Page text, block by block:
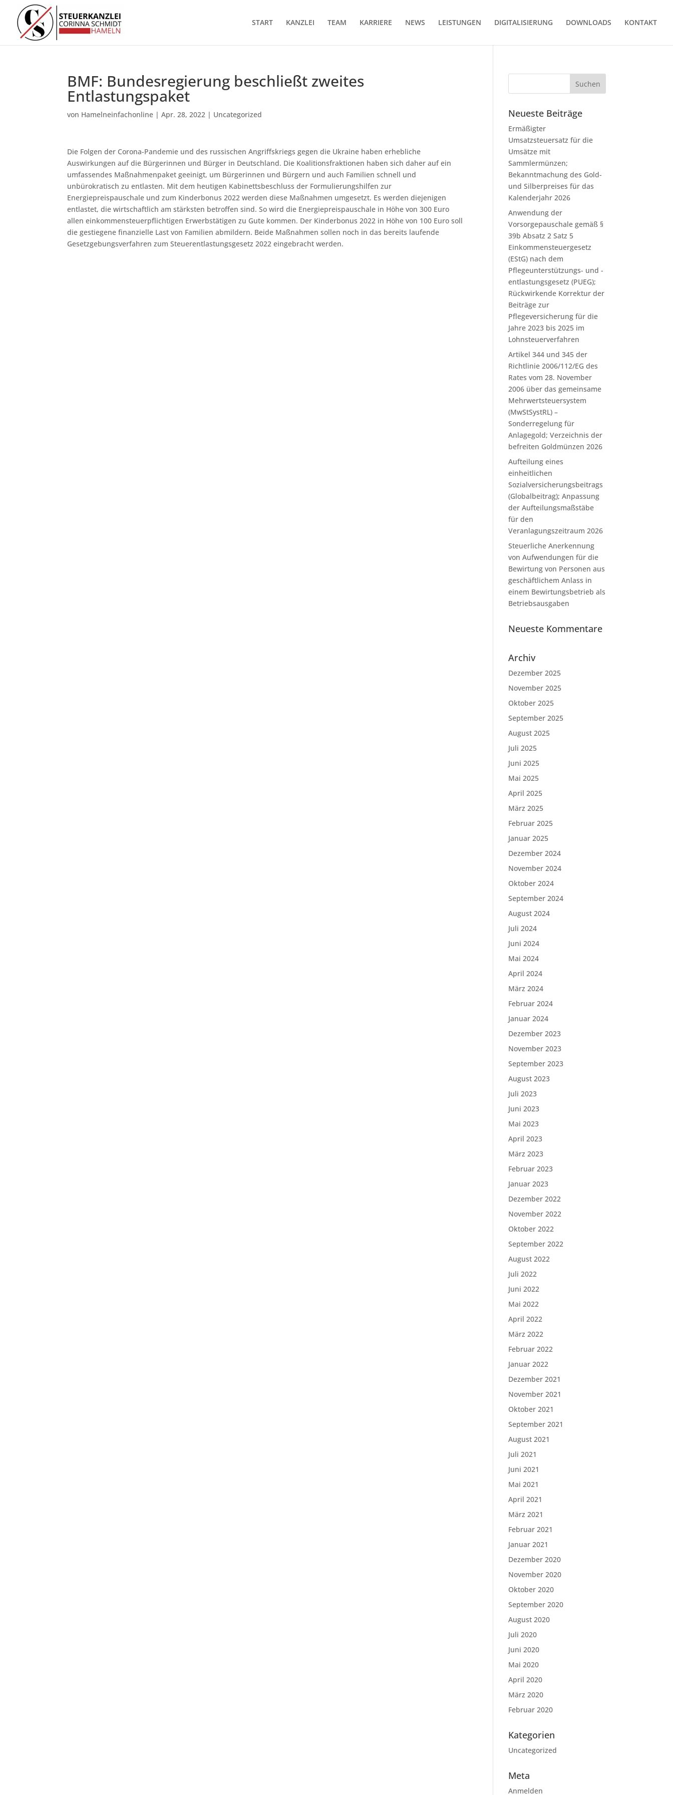
START KANZLEI TEAM KARRIERE NEWS LEISTUNGEN DIGITALISIERUNG DOWNLOADS KONTAKT
BMF: Bundesregierung beschließt zweites
Entlastungspaket
von Hamelneinfachonline |Apr. 28, 2022 | Uncategorized
Die Folgen der Corona-Pandemie und des russischen Angriffskriegs gegen die Ukraine haben erhebliche
Auswirkungen auf die Bürgerinnen und Bürger in Deutschland. Die Koalitionsfraktionen haben sich daher auf ein
umfassendes Maßnahmenpaket geeinigt, um Bürgerinnen und Bürgern und auch Familien schnell und
unbürokratisch zu entlasten. Mit dem heutigen Kabinettsbeschluss der Formulierungshilfen zur
Energiepreispauschale und zum Kinderbonus 2022 werden diese Maßnahmen umgesetzt. Es werden diejenigen
entlastet, die wirtschaftlich am stärksten betroffen sind. So wird die Energiepreispauschale in Höhe von 300 Euro
allen einkommensteuerpflichtigen Erwerbstätigen zu Gute kommen. Der Kinderbonus 2022 in Höhe von 100 Euro soll
die gestiegene finanzielle Last von Familien abmildern. Beide Maßnahmen sollen noch in das bereits laufende
Gesetzgebungsverfahren zum Steuerentlastungsgesetz 2022 eingebracht werden.
Neueste Beiträge
Ermäßigter
Umsatzsteuersatz für die
Umsätze mit
Sammlermünzen;
Bekanntmachung des Gold-
und Silberpreises für das
Kalenderjahr 2026
Anwendung der
Vorsorgepauschale gemäß §
39b Absatz 2 Satz 5
Einkommensteuergesetz
(EStG) nach dem
Pflegeunterstützungs- und -
entlastungsgesetz (PUEG);
Rückwirkende Korrektur der
Beiträge zur
Pflegeversicherung für die
Jahre 2023 bis 2025 im
Lohnsteuerverfahren
Artikel 344 und 345 der
Richtlinie 2006/112/EG des
Rates vom 28. November
2006 über das gemeinsame
Mehrwertsteuersystem
(MwStSystRL) –
Sonderregelung für
Anlagegold; Verzeichnis der
befreiten Goldmünzen 2026
Aufteilung eines
einheitlichen
Sozialversicherungsbeitrags
(Globalbeitrag); Anpassung
der Aufteilungsmaßstäbe
für den
Veranlagungszeitraum 2026
Steuerliche Anerkennung
von Aufwendungen für die
Bewirtung von Personen aus
geschäftlichem Anlass in
einem Bewirtungsbetrieb als
Betriebsausgaben
Neueste Kommentare
Archiv
Dezember 2025
November 2025
Oktober 2025
September 2025
August 2025
Juli 2025
Juni 2025
Mai 2025
April 2025
März 2025
Februar 2025
Januar 2025
Dezember 2024
November 2024
Oktober 2024
September 2024
August 2024
Juli 2024
Juni 2024
Mai 2024
April 2024
März 2024
Februar 2024
Januar 2024
Dezember 2023
November 2023
September 2023
August 2023
Juli 2023
Juni 2023
Mai 2023
April 2023
März 2023
Februar 2023
Januar 2023
Dezember 2022
November 2022
Oktober 2022
September 2022
August 2022
Juli 2022
Juni 2022
Mai 2022
April 2022
März 2022
Februar 2022
Januar 2022
Dezember 2021
November 2021
Oktober 2021
September 2021
August 2021
Juli 2021
Juni 2021
Mai 2021
April 2021
März 2021
Februar 2021
Januar 2021
Dezember 2020
November 2020
Oktober 2020
September 2020
August 2020
Juli 2020
Juni 2020
Mai 2020
April 2020
März 2020
Februar 2020
Kategorien
Uncategorized
Meta
Anmelden